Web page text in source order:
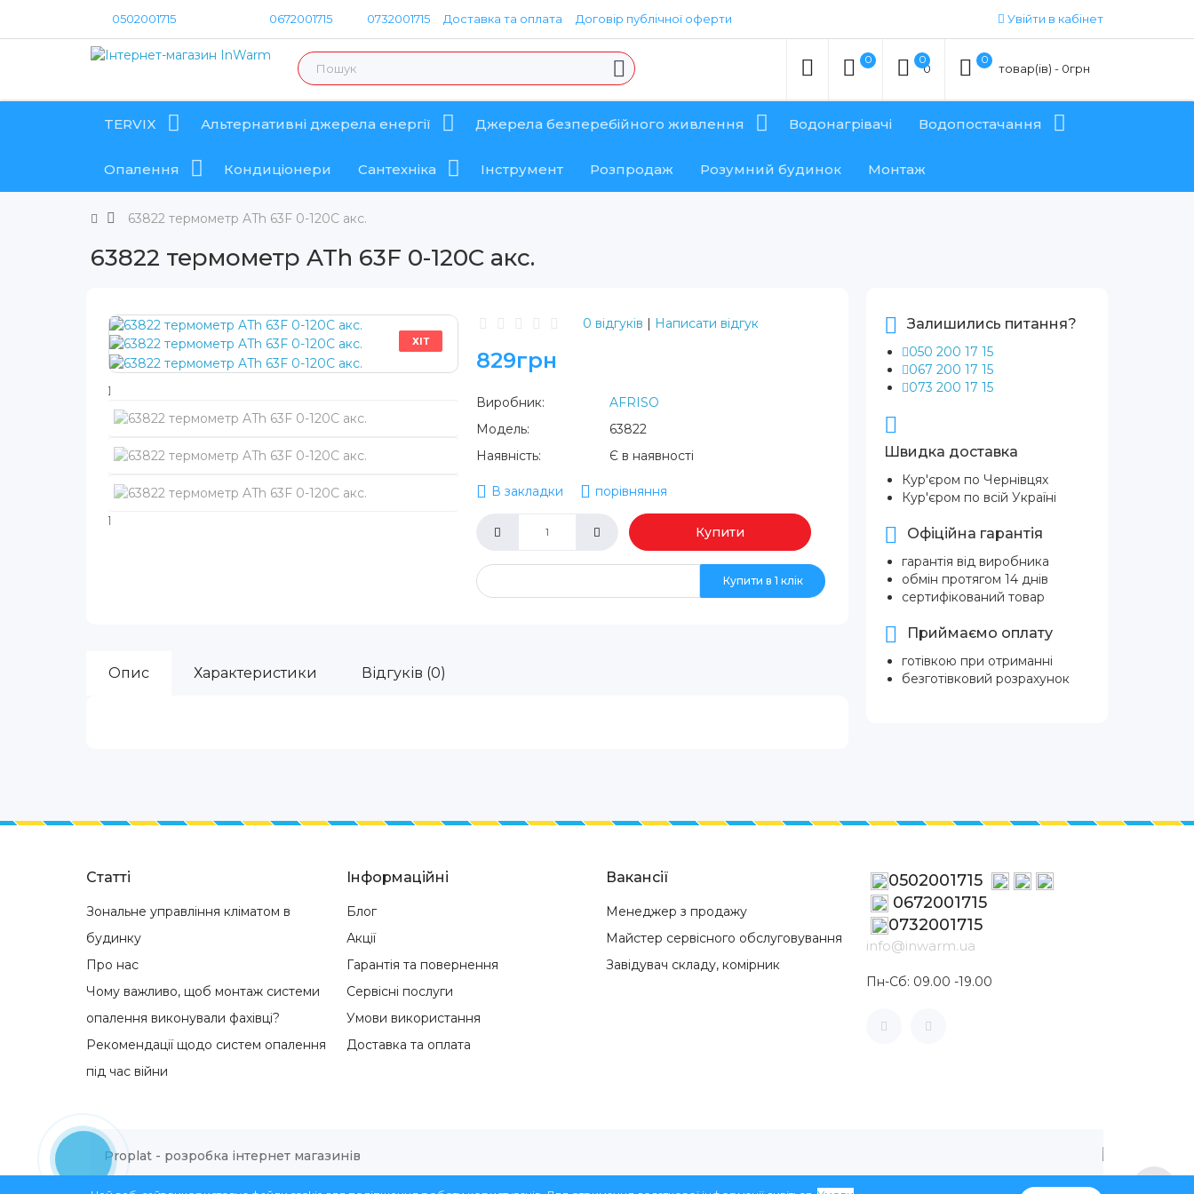
0502001715 0672001715 0732001715 Доставка та оплата Договір публічної оферти Увійти в кабінет
0
товар(ів) - 0грн
0 0
0
TERVIX Альтернативні джерела енергії Джерела безперебійного живлення Водонагрівачі Водопостачання
Опалення Кондиціонери Сантехніка Інструмент Розпродаж Розумний будинок Монтаж
63822 термометр ATh 63F 0-120C акс.
63822 термометр ATh 63F 0-120C акс.
ХІТ
0 відгуків | Написати відгук
829грн
Виробник:
AFRISO
Модель:
63822
Наявність:
Є в наявності
В закладки порівняння
Купити
Купити в 1 клік
Опис Характеристики Відгуків (0)
Залишились питання?
050 200 17 15
067 200 17 15
073 200 17 15
Швидка доставка
Кур'єром по Чернівцях
Кур'єром по всій Україні
Офіційна гарантія
гарантія від виробника
обмін протягом 14 днів
сертифікований товар
Приймаємо оплату
готівкою при отриманні
безготівковий розрахунок
Статті
Зональне управління кліматом в
будинку
Про нас
Чому важливо, щоб монтаж системи
опалення виконували фахівці?
Рекомендації щодо систем опалення
під час війни
Інформаційні
Блог
Акції
Гарантія та повернення
Сервісні послуги
Умови використання
Доставка та оплата
Вакансії
Менеджер з продажу
Майстер сервісного обслуговування
Завідувач складу, комірник
0502001715
0672001715
0732001715
info@inwarm.ua
Пн-Сб: 09.00 -19.00
Proplat - розробка інтернет магазинів